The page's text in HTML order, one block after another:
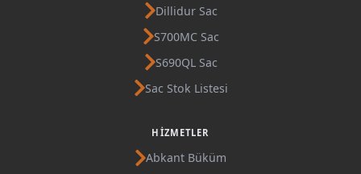
Dillidur Sac
S700MC Sac
S690QL Sac
Sac Stok Listesi
HIZMETLER
Abkant Büküm